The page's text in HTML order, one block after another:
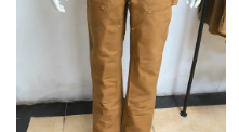
spodnie dresowe dla
mężczyzn